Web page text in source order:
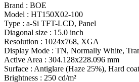
Brand : BOE
Model : HT150X02-100
Type : a-Si TFT-LCD, Panel
Diagonal size : 15.0 inch
Resolution : 1024x768, XGA
Display Mode : TN, Normally White,
Active Area : 304.128x228.096 mm
Surface : Antiglare (Haze 25%), Hard
Brightness : 250 cd/m²